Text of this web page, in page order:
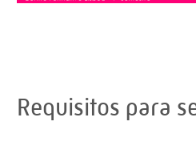
Requisitos para